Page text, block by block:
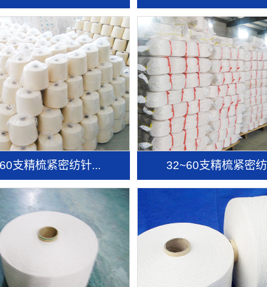
支精梳紧密纺针... 32~60支精梳紧密